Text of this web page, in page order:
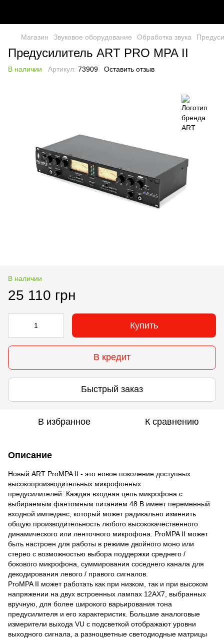
Магазин Звуковое оборудование Обработка звука
Предусилитель ART PRO MPA II
В наличии Артикул: 73909 Оставить отзыв
В наличии
25 110 грн
Купить
В кредит
Быстрый заказ
В избранное К сравнению
Описание
Новый ART ProMPA II - это новое поколение доступных
высокопроизводительных микрофонных
предусилителей. Каждая входная цепь микрофона с
выбираемым фантомным питанием 48 В имеет переменный
входной импеданс, который может радикально изменить
общую производительность любого высококачественного
динамического или ленточного микрофона. ProMPA II может
быть настроен для работы в режиме двойного моно или
стерео с возможностью выбора поддержки среднего /
бокового микрофона, суммирования соседнего канала для
декодирования левого / правого сигналов.
ProMPA II может работать как при низком, так и при высоком
напряжении на двух встроенных лампах 12AX7, выбранных
вручную, для более широкого варьирования тона
предусилителя и его характеристик. Большие аналоговые
измерители выхода VU с подсветкой отображают уровни
выходного сигнала, а разноцветные светодиодные матрицы